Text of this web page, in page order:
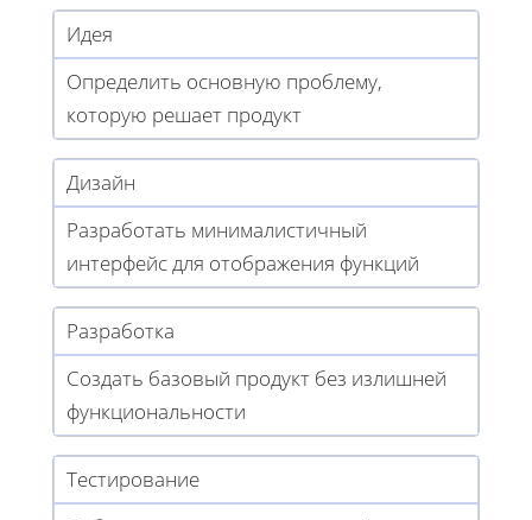
Идея
Определить основную проблему,
которую решает продукт
Дизайн
Разработать минималистичный
интерфейс для отображения функций
Разработка
Создать базовый продукт без излишней
функциональности
Тестирование